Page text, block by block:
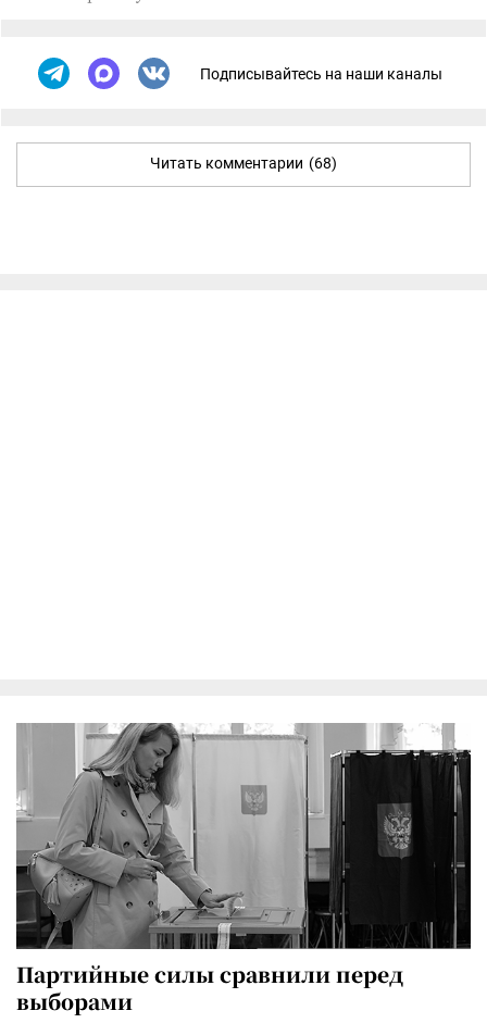
Подписывайтесь на наши каналы
Читать комментарии (68)
Партийные силы сравнили перед
выборами